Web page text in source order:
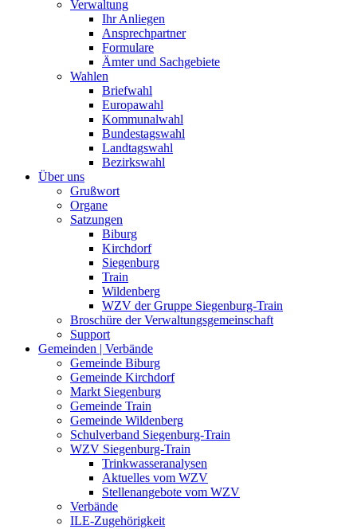
Verwaltung
Ihr Anliegen
Ansprechpartner
Formulare
Ämter und Sachgebiete
Wahlen
Briefwahl
Europawahl
Kommunalwahl
Bundestagswahl
Landtagswahl
Bezirkswahl
Über uns
Grußwort
Organe
Satzungen
Biburg
Kirchdorf
Siegenburg
Train
Wildenberg
WZV der Gruppe Siegenburg-Train
Broschüre der Verwaltungsgemeinschaft
Support
Gemeinden | Verbände
Gemeinde Biburg
Gemeinde Kirchdorf
Markt Siegenburg
Gemeinde Train
Gemeinde Wildenberg
Schulverband Siegenburg-Train
WZV Siegenburg-Train
Trinkwasseranalysen
Aktuelles vom WZV
Stellenangebote vom WZV
Verbände
ILE-Zugehörigkeit